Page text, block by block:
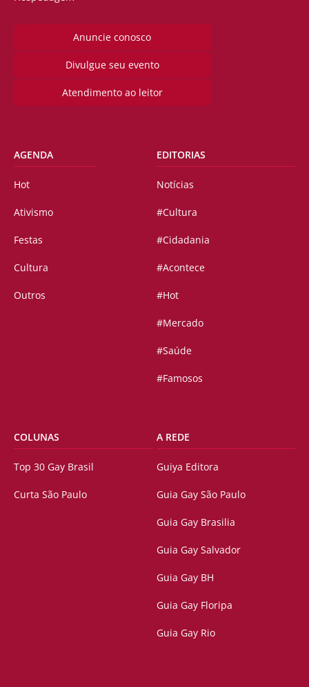
Anuncie conosco
Divulgue seu evento
Atendimento ao leitor
AGENDA
Hot
Ativismo
Festas
Cultura
Outros
EDITORIAS
Notícias
#Cultura
#Cidadania
#Acontece
#Hot
#Mercado
#Saúde
#Famosos
COLUNAS
Top 30 Gay Brasil
Curta São Paulo
A REDE
Guiya Editora
Guia Gay São Paulo
Guia Gay Brasilia
Guia Gay Salvador
Guia Gay BH
Guia Gay Floripa
Guia Gay Rio